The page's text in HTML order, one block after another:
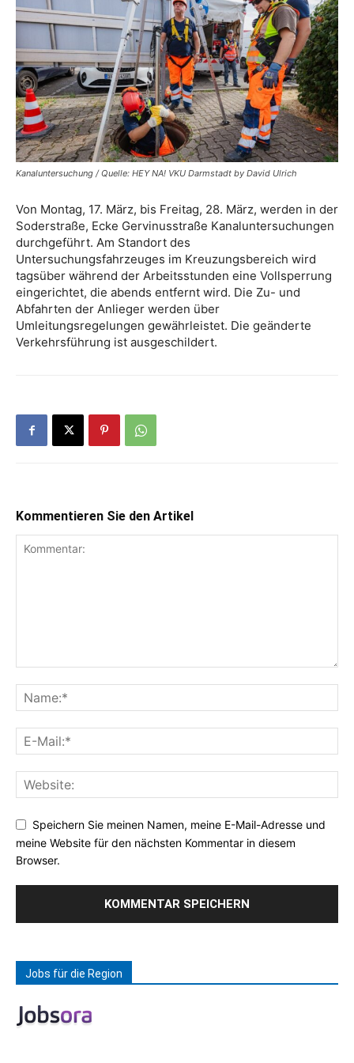
Kanaluntersuchung / Quelle: HEY NA! VKU Darmstadt by David Ulrich
Von Montag, 17. März, bis Freitag, 28. März, werden in der
Soderstraße, Ecke Gervinusstraße Kanaluntersuchungen
durchgeführt. Am Standort des
Untersuchungsfahrzeuges im Kreuzungsbereich wird
tagsüber während der Arbeitsstunden eine Vollsperrung
eingerichtet, die abends entfernt wird. Die Zu- und
Abfahrten der Anlieger werden über
Umleitungsregelungen gewährleistet. Die geänderte
Verkehrsführung ist ausgeschildert.
Kommentieren Sie den Artikel
Speichern Sie meinen Namen, meine E-Mail-Adresse und
meine Website für den nächsten Kommentar in diesem
Browser.
Jobs für die Region